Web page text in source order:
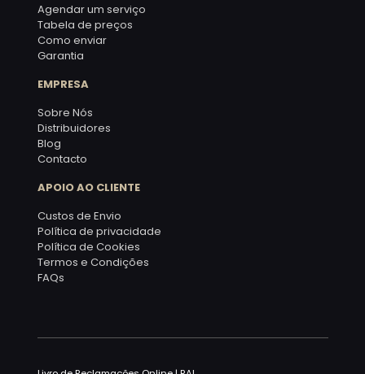
Agendar um serviço
Tabela de preços
Como enviar
Garantia
EMPRESA
Sobre Nós
Distribuidores
Blog
Contacto
APOIO AO CLIENTE
Custos de Envio
Política de privacidade
Política de Cookies
Termos e Condições
FAQs